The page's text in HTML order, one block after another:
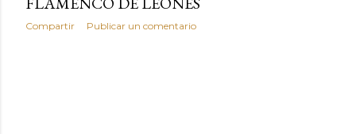
Compartir Publicar un comentario